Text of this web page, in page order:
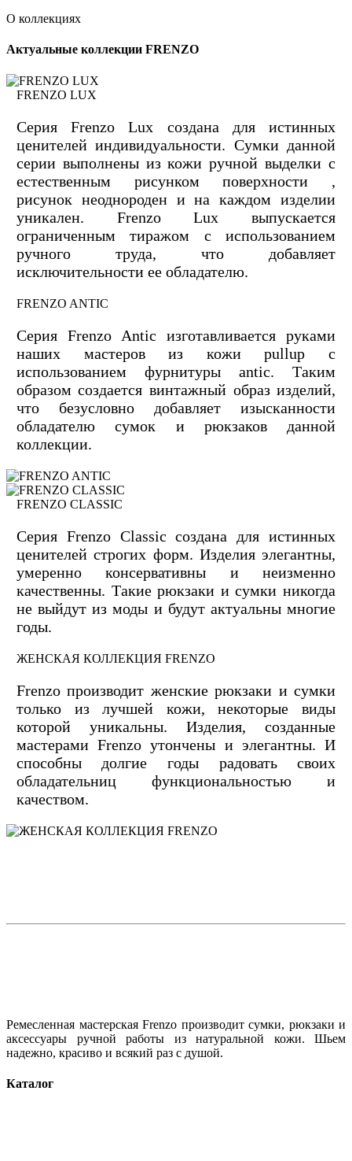
О коллекциях
Актуальные коллекции FRENZO
FRENZO LUX
Серия Frenzo Lux создана для истинных
ценителей индивидуальности. Сумки данной
серии выполнены из кожи ручной выделки с
естественным рисунком поверхности ,
рисунок неоднороден и на каждом изделии
уникален. Frenzo Lux выпускается
ограниченным тиражом с использованием
ручного труда, что добавляет
исключительности ее обладателю.
FRENZO ANTIC
Серия Frenzo Antic изготавливается руками
наших мастеров из кожи pullup с
использованием фурнитуры antic. Таким
образом создается винтажный образ изделий,
что безусловно добавляет изысканности
обладателю сумок и рюкзаков данной
коллекции.
FRENZO CLASSIC
Серия Frenzo Сlassic создана для истинных
ценителей строгих форм. Изделия элегантны,
умеренно консервативны и неизменно
качественны. Такие рюкзаки и сумки никогда
не выйдут из моды и будут актуальны многие
годы.
ЖЕНСКАЯ КОЛЛЕКЦИЯ FRENZO
Frenzo производит женские рюкзаки и сумки
только из лучшей кожи, некоторые виды
которой уникальны. Изделия, созданные
мастерами Frenzo утончены и элегантны. И
способны долгие годы радовать своих
обладательниц функциональностью и
качеством.
Ремесленная мастерская Frenzo производит сумки, рюкзаки и
аксессуары ручной работы из натуральной кожи. Шьем
надежно, красиво и всякий раз с душой.
Каталог